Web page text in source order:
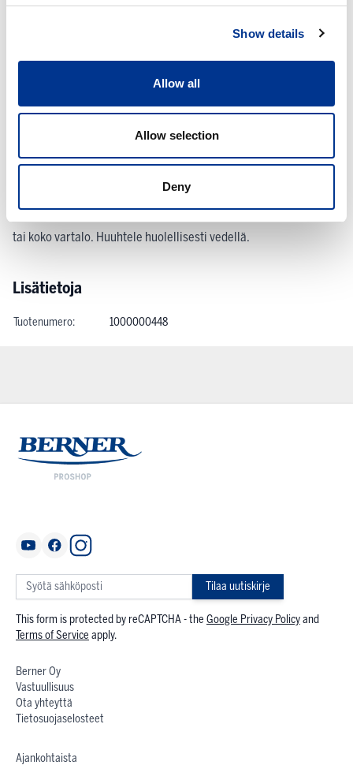
Show details
Allow all
Allow selection
Deny
Puhdistaa hellävaraisesti käsien ja koko vartalon
Kosteuttava koostumus, ei kuivata ihoa
Kätevä pumppupullo helpottaa annostelua
Valmistettu Suomessa, Avainlippu-tunnus
Annostele suihkusaippuaa käsille tai pesusienelle ja pese kädet
tai koko vartalo. Huuhtele huolellisesti vedellä.
Lisätietoja
Tuotenumero: 1000000448
Tilaa uutiskirje
This form is protected by reCAPTCHA - the Google Privacy Policyand
Terms of Service apply.
Berner Oy
Vastuullisuus
Ota yhteyttä
Tietosuojaselosteet
Ajankohtaista